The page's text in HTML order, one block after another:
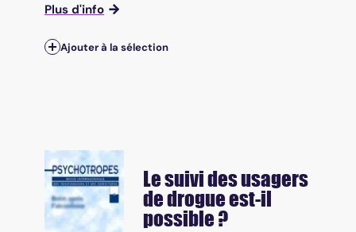
Plus d'info
Ajouter à la sélection
Le suivi des usagers
de drogue est-il
possible ?